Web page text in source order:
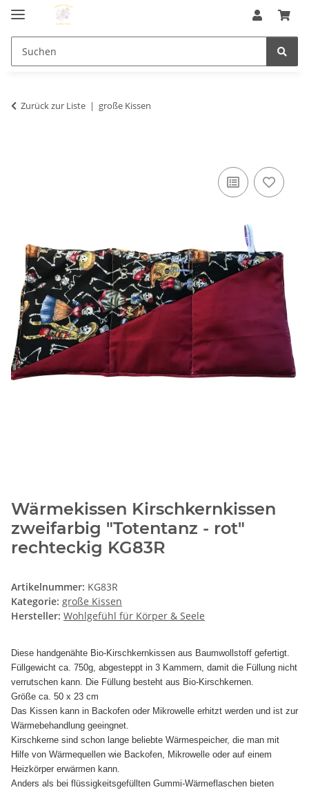
Zurück zur Liste große Kissen
Wärmekissen Kirschkernkissen
zweifarbig "Totentanz - rot"
rechteckig KG83R
Artikelnummer: KG83R
Kategorie: große Kissen
Hersteller: Wohlgefühl für Körper & Seele
Diese handgenähte Bio-Kirschkernkissen aus Baumwollstoff gefertigt.
Füllgewicht ca. 750g, abgesteppt in 3 Kammern, damit die Füllung nicht
verrutschen kann. Die Füllung besteht aus Bio-Kirschkernen.
Größe ca. 50 x 23 cm
Das Kissen kann in Backofen oder Mikrowelle erhitzt werden und ist zur
Wärmebehandlung geeingnet.
Kirschkerne sind schon lange beliebte Wärmespeicher, die man mit
Hilfe von Wärmequellen wie Backofen, Mikrowelle oder auf einem
Heizkörper erwärmen kann.
Anders als bei flüssigkeitsgefüllten Gummi-Wärmeflaschen bieten